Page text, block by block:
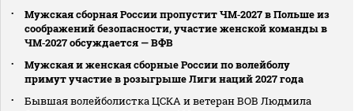
Мужская сборная России пропустит ЧМ‑2027 в Польше из
соображений безопасности, участие женской команды в
ЧМ‑2027 обсуждается — ВФВ
Мужская и женская сборные России по волейболу
примут участие в розыгрыше Лиги наций 2027 года
Бывшая волейболистка ЦСКА и ветеран ВОВ Людмила